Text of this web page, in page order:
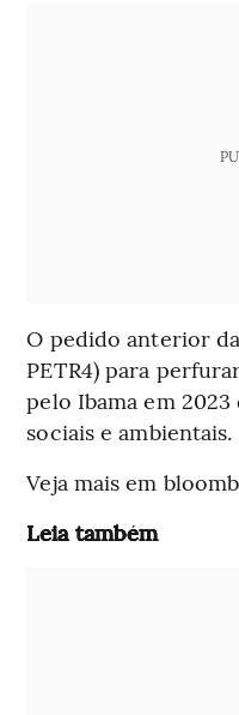
O pedido anterior
PETR4) para
pelo Ibama em
sociais e ambientais.
Veja mais em
Leia também